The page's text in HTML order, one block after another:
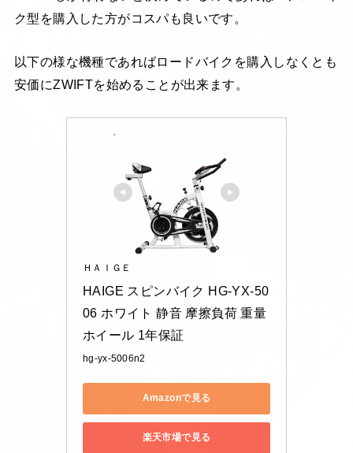
ク型を購入した方がコスパも良いです。
以下の様な機種であればロードバイクを購入しなくとも
安価にZWIFTを始めることが出来ます。
ＨＡＩＧＥ
HAIGE スピンバイク HG-YX-50
06 ホワイト 静音 摩擦負荷 重量
ホイール 1年保証
hg-yx-5006n2
Amazonで見る
楽天市場で見る